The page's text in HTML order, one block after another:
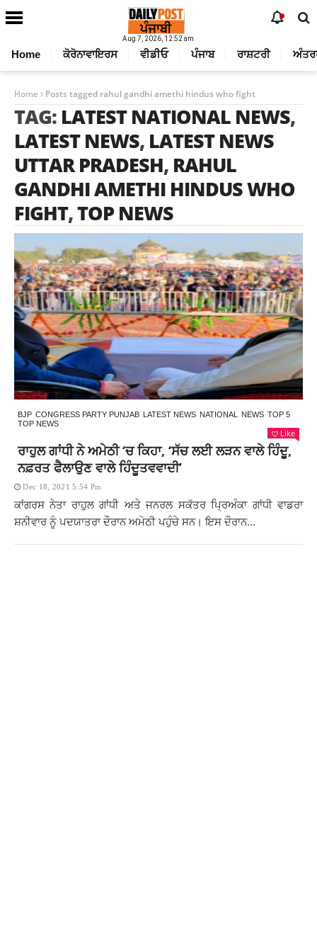
Aug 7, 2026, 12:52 am
Home ਕੋਰੋਨਾਵਾਇਰਸ ਵੀਡੀਓ ਪੰਜਾਬ ਰਾਸ਼ਟਰੀ
Home Posts tagged rahul gandhi amethi hindus who fight
TAG: LATEST NATIONAL NEWS,
LATEST NEWS, LATEST NEWS
UTTAR PRADESH, RAHUL
GANDHI AMETHI HINDUS WHO
FIGHT,TOP NEWS
BJP CONGRESS PARTY PUNJAB LATEST NEWS NATIONAL NEWS TOP 5
TOP NEWS
Like
ਰਾਹੁਲ ਗਾਂਧੀ ਨੇ ਅਮੇਠੀ ‘ਚ ਕਿਹਾ, ‘ਸੱਚ ਲਈ ਲੜਨ ਵਾਲੇ ਹਿੰਦੂ,
ਨਫ਼ਰਤ ਫੈਲਾਉਣ ਵਾਲੇ ਹਿੰਦੂਤਵਵਾਦੀ’
Dec 18, 2021 5:54 Pm
ਕਾਂਗਰਸ ਨੇਤਾ ਰਾਹੁਲ ਗਾਂਧੀ ਅਤੇ ਜਨਰਲ ਸਕੱਤਰ ਪ੍ਰਿਅੰਕਾ ਗਾਂਧੀ ਵਾਡਰਾ
ਸ਼ਨੀਵਾਰ ਨੂੰ ਪਦਯਾਤਰਾ ਦੌਰਾਨ ਅਮੇਠੀ ਪਹੁੰਚੇ ਸਨ। ਇਸ ਦੌਰਾਨ...